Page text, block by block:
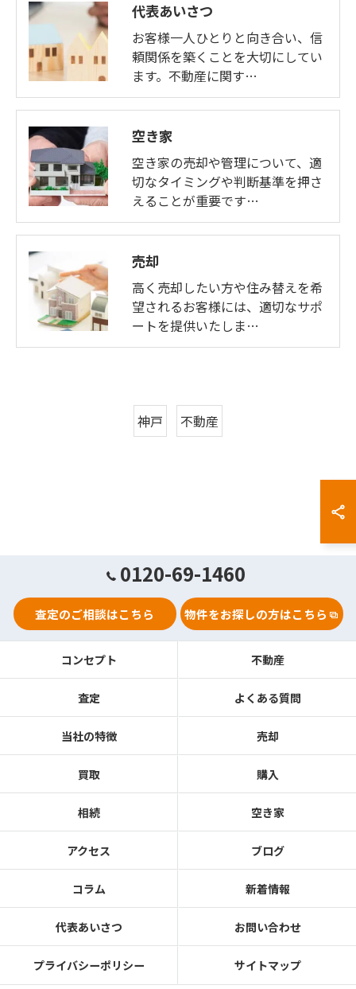
代表あいさつ
お客様一人ひとりと向き合い、信
頼関係を築くことを大切にしてい
ます。不動産に関す…
空き家
空き家の売却や管理について、適
切なタイミングや判断基準を押さ
えることが重要です…
売却
高く売却したい方や住み替えを希
望されるお客様には、適切なサポ
ートを提供いたしま…
神戸 不動産
0120-69-1460
査定のご相談はこちら 物件をお探しの方はこちら
コンセプト 不動産
査定 よくある質問
当社の特徴 売却
買取 購入
相続 空き家
アクセス ブログ
コラム 新着情報
代表あいさつ お問い合わせ
プライバシーポリシー サイトマップ